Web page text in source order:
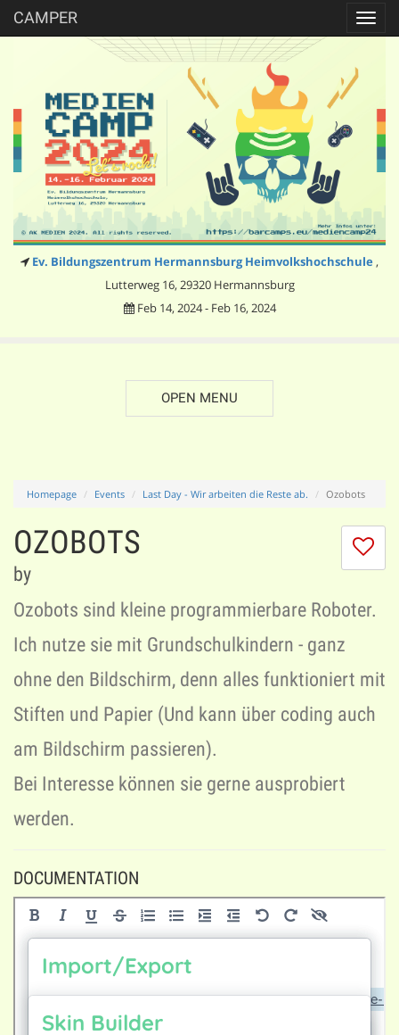
CAMPER
Ev. Bildungszentrum Hermannsburg Heimvolkshochschule ,
Lutterweg 16, 29320 Hermannsburg
Feb 14, 2024 - Feb 16, 2024
OPEN MENU
Homepage Events Last Day - Wir arbeiten die Reste ab. Ozobots
I
OZOBOTS
by
Ozobots sind kleine programmierbare Roboter.
Ich nutze sie mit Grundschulkindern - ganz
ohne den Bildschirm, denn alles funktioniert mit
Stiften und Papier (Und kann über coding auch
am Bildschirm passieren).
Bei Interesse können sie gerne ausprobiert
werden.
DOCUMENTATION